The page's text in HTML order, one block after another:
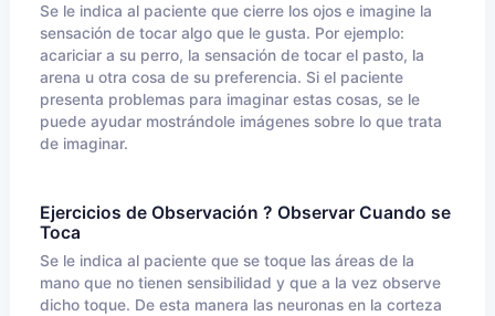
Se le indica al paciente que cierre los ojos e imagine la
sensación de tocar algo que le gusta. Por ejemplo:
acariciar a su perro, la sensación de tocar el pasto, la
arena u otra cosa de su preferencia. Si el paciente
presenta problemas para imaginar estas cosas, se le
puede ayudar mostrándole imágenes sobre lo que trata
de imaginar.
Ejercicios de Observación ? Observar Cuando se
Toca
Se le indica al paciente que se toque las áreas de la
mano que no tienen sensibilidad y que a la vez observe
dicho toque. De esta manera las neuronas en la corteza